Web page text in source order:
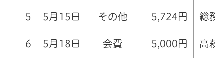
5 5月15日 その他 5,724円 総務
6 5月18日 会費 5,000円 高萩